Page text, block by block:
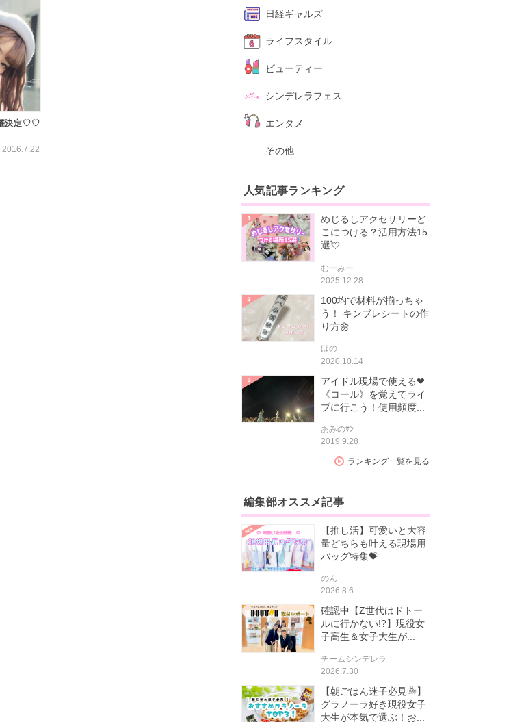
催決定♡♡
2016.7.22
日経ギャルズ
ライフスタイル
ビューティー
シンデレラフェス
エンタメ
その他
人気記事ランキング
めじるしアクセサリーど
こにつける？活用方法15
選💘
むーみー
2025.12.28
100均で材料が揃っちゃ
う！ キンブレシートの作
り方🌼
ほの
2020.10.14
アイドル現場で使える❤
《コール》を覚えてライ
ブに行こう！使用頻度...
あみのｻﾝ
2019.9.28
ランキング一覧を見る
編集部オススメ記事
【推し活】可愛いと大容
量どちらも叶える現場用
バッグ特集💝
のん
2026.8.6
確認中【Z世代はドトー
ルに行かない!?】現役女
子高生＆女子大生が...
チームシンデレラ
2026.7.30
【朝ごはん迷子必見🌞】
グラノーラ好き現役女子
大生が本気で選ぶ！お...